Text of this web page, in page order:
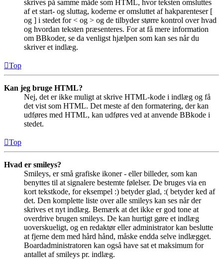
skrives på samme måde som HTML, hvor teksten omsluttes
af et start- og sluttag, koderne er omsluttet af hakparenteser [
og ] i stedet for < og > og de tilbyder større kontrol over hvad
og hvordan teksten præsenteres. For at få mere information
om BBkoder, se da venligst hjælpen som kan ses når du
skriver et indlæg.
Top
Kan jeg bruge HTML?
Nej, det er ikke muligt at skrive HTML-kode i indlæg og få
det vist som HTML. Det meste af den formatering, der kan
udføres med HTML, kan udføres ved at anvende BBkode i
stedet.
Top
Hvad er smileys?
Smileys, er små grafiske ikoner - eller billeder, som kan
benyttes til at signalere bestemte følelser. De bruges via en
kort tekstkode, for eksempel :) betyder glad, :( betyder ked af
det. Den komplette liste over alle smileys kan ses når der
skrives et nyt indlæg. Bemærk at det ikke er god tone at
overdrive brugen smileys. De kan hurtigt gøre et indlæg
uoverskueligt, og en redaktør eller administrator kan beslutte
at fjerne dem med hård hånd, måske endda selve indlægget.
Boardadministratoren kan også have sat et maksimum for
antallet af smileys pr. indlæg.